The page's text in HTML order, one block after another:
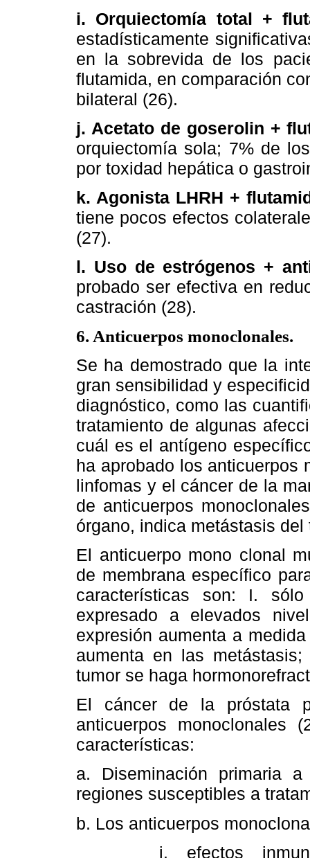
i. Orquiectomía total +
estadísticamente
en la sobrevida de los
flutamida, en comparación
bilateral (26).
j. Acetato de goserolin +
orquiectomía sola; 7% de
por toxidad hepática o
k. Agonista LHRH +
tiene pocos efectos
(27).
l. Uso de estrógenos +
probado ser efectiva en
castración (28).
6. Anticuerpos monoclonales.
Se ha demostrado que la
gran sensibilidad y
diagnóstico, como las
tratamiento de algunas
cuál es el antígeno
ha aprobado los anticuerpos
linfomas y el cáncer de la
de anticuerpos
órgano, indica metástasis del
El anticuerpo mono clonal
de membrana específico
características son: I.
expresado a elevados
expresión aumenta a
aumenta en las
tumor se haga
El cáncer de la próstata
anticuerpos monoclonales
características:
a. Diseminación primaria
regiones susceptibles a
b. Los anticuerpos
i. efectos